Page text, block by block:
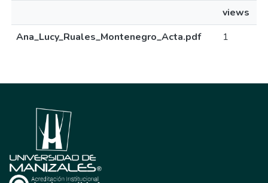
views
Ana_Lucy_Ruales_Montenegro_Acta.pdf
1